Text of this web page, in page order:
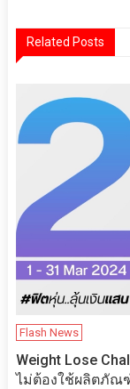
Related Posts
Flash News
Weight Lose
ไม่ต้องใช้ผลิตภัณ